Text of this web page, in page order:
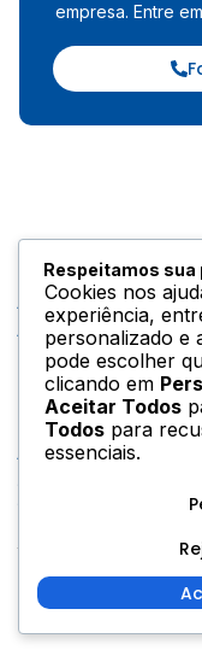
empresa. Entre
Serviços
Aquecimento a Gás
Aquecimento Solar
Energia Solar
Informações
R. Marquês do Paraná, 872
Água Verde - Curitiba, PR
Copyright © 2026
Respeitamos sua
Cookies nos
experiência,
personalizado e
pode escolher
clicando em
Aceitar Todos
Todos para
essenciais.